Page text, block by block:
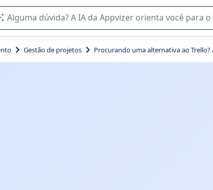
A IA do Appvizer o orienta no uso ou na seleção de software
Gestão de projetos Procurando uma alternativa ao